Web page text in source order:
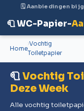
🗓 Aanbiedingen
🧻 WC-Papier-
Home
Vochtig
Toiletpapier
🧻Vochtig
Deze Week
Alle vochtig